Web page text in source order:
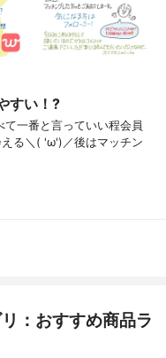
すい！?
一番と言っていい程会員
る＼( 'ω')／後はマッチン
：おすすめ商品ラ